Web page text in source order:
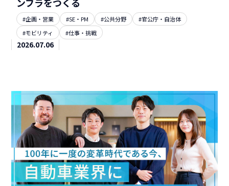
#企画・営業 #SE・PM #公共分野
#官公庁・自治体
#モビリティ
#仕事・挑戦
2026.07.06